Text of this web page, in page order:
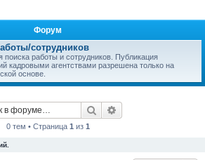
Форум
сотрудников
поиска работы и сотрудников. Публикация
кадровыми агентствами разрешена только на
основе.
Поиск
0 тем • Страница 1 из 1